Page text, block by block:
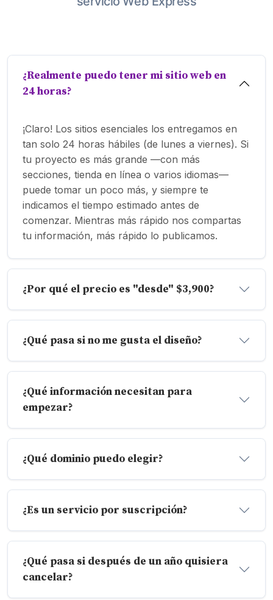
¿Realmente puedo tener mi sitio web en
24 horas?
¡Claro! Los sitios esenciales los entregamos en
tan solo 24 horas hábiles (de lunes a viernes). Si
tu proyecto es más grande —con más
secciones, tienda en línea o varios idiomas—
puede tomar un poco más, y siempre te
indicamos el tiempo estimado antes de
comenzar. Mientras más rápido nos compartas
tu información, más rápido lo publicamos.
¿Por qué el precio es "desde" $3,900?
¿Qué pasa si no me gusta el diseño?
¿Qué información necesitan para
empezar?
¿Qué dominio puedo elegir?
¿Es un servicio por suscripción?
¿Qué pasa si después de un año quisiera
cancelar?